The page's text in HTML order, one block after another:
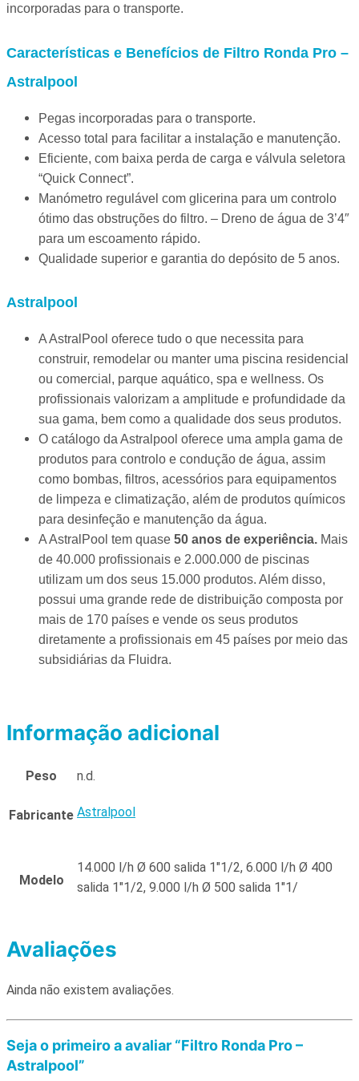
incorporadas para o transporte.
Características e Benefícios de Filtro Ronda Pro –
Astralpool
Pegas incorporadas para o transporte.
Acesso total para facilitar a instalação e manutenção.
Eficiente, com baixa perda de carga e válvula seletora
“Quick Connect”.
Manómetro regulável com glicerina para um controlo
ótimo das obstruções do filtro. – Dreno de água de 3’4″
para um escoamento rápido.
Qualidade superior e garantia do depósito de 5 anos.
Astralpool
A AstralPool oferece tudo o que necessita para
construir, remodelar ou manter uma piscina residencial
ou comercial, parque aquático, spa e wellness. Os
profissionais valorizam a amplitude e profundidade da
sua gama, bem como a qualidade dos seus produtos.
O catálogo da Astralpool oferece uma ampla gama de
produtos para controlo e condução de água, assim
como bombas, filtros, acessórios para equipamentos
de limpeza e climatização, além de produtos químicos
para desinfeção e manutenção da água.
A AstralPool tem quase 50 anos de experiência. Mais
de 40.000 profissionais e 2.000.000 de piscinas
utilizam um dos seus 15.000 produtos. Além disso,
possui uma grande rede de distribuição composta por
mais de 170 países e vende os seus produtos
diretamente a profissionais em 45 países por meio das
subsidiárias da Fluidra.
Informação adicional
Peso n.d.
Fabricante Astralpool
Modelo
14.000 l/h Ø 600 salida 1"1/2, 6.000 l/h Ø 400
salida 1"1/2, 9.000 l/h Ø 500 salida 1"1/
Avaliações
Ainda não existem avaliações.
Seja o primeiro a avaliar “Filtro Ronda Pro –
Astralpool”